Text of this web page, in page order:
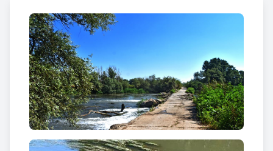
Fent ruta pel camí que travessa els Patamolls
arribarem fins a la
en majúscules de la plana de Lleida, ja referenciat en
obres de la literatura llatina com a Sicoris. Un
paratge natural de gran bellesa que podem
travessar, des d’on el camí podem agafar el Camí del
Riu que a la dreta ens porta a Lleida i a l’esquerra a
Butsènit. Encara molt a prop d’aquest encreuament